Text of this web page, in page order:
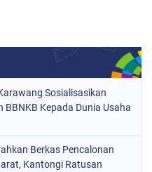
Sosialisasikan
BBNKB Kepada Dunia Usaha
Berkas Pencalonan
Kantongi Ratusan